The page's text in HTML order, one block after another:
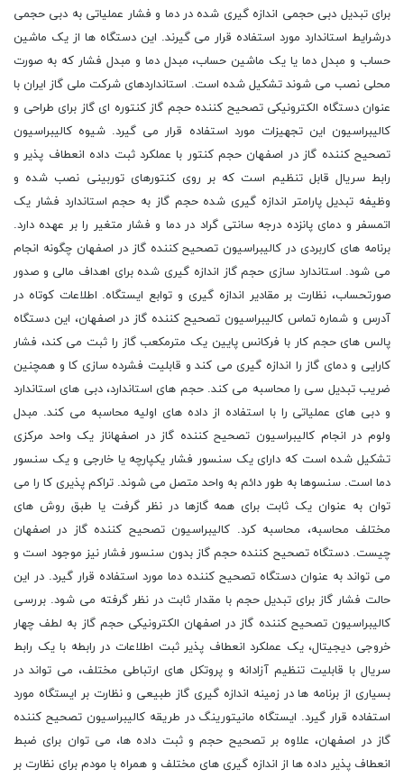
برای تبدیل دبی حجمی اندازه گیری شده در دما و فشار عملیاتی به دبی حجمی
درشرایط استاندارد مورد استفاده قرار می گیرند. این دستگاه ها از یک ماشین
حساب و مبدل دما یا یک ماشین حساب، مبدل دما و مبدل فشار که به صورت
محلی نصب می شوند تشکیل شده است. استانداردهای شرکت ملی گاز ایران با
عنوان دستگاه الکترونیکی تصحیح کننده حجم گاز کنتوره ای گاز برای طراحی و
کالیبراسیون این تجهیزات مورد استفاده قرار می گیرد. شیوه کالیبراسیون
تصحیح کننده گاز در اصفهان حجم کنتور با عملکرد ثبت داده انعطاف پذیر و
رابط سریال قابل تنظیم است که بر روی کنتورهای توربینی نصب شده و
وظیفه تبدیل پارامتر اندازه گیری شده حجم گاز به حجم استاندارد فشار یک
اتمسفر و دمای پانزده درجه سانتی گراد در دما و فشار متغیر را بر عهده دارد.
برنامه های کاربردی در کالیبراسیون تصحیح کننده گاز در اصفهان چگونه انجام
می شود. استاندارد سازی حجم گاز اندازه گیری شده برای اهداف مالی و صدور
صورتحساب، نظارت بر مقادیر اندازه گیری و توابع ایستگاه. اطلاعات کوتاه در
آدرس و شماره تماس کالیبراسیون تصحیح کننده گاز در اصفهان، این دستگاه
پالس های حجم کار با فرکانس پایین یک مترمکعب گاز را ثبت می کند، فشار
کارایی و دمای گاز را اندازه گیری می کند و قابلیت فشرده سازی کا و همچنین
ضریب تبدیل سی را محاسبه می کند. حجم های استاندارد، دبی های استاندارد
و دبی های عملیاتی را با استفاده از داده های اولیه محاسبه می کند. مبدل
ولوم در انجام کالیبراسیون تصحیح کننده گاز در اصفهاناز یک واحد مرکزی
تشکیل شده است که دارای یک سنسور فشار یکپارچه یا خارجی و یک سنسور
دما است. سنسوها به طور دائم به واحد متصل می شوند. تراکم پذیری کا را می
توان به عنوان یک ثابت برای همه گازها در نظر گرفت یا طبق روش های
مختلف محاسبه، محاسبه کرد. کالیبراسیون تصحیح کننده گاز در اصفهان
چیست. دستگاه تصحیح کننده حجم گاز بدون سنسور فشار نیز موجود است و
می تواند به عنوان دستگاه تصحیح کننده دما مورد استفاده قرار گیرد. در این
حالت فشار گاز برای تبدیل حجم با مقدار ثابت در نظر گرفته می شود. بررسی
کالیبراسیون تصحیح کننده گاز در اصفهان الکترونیکی حجم گاز به لطف چهار
خروجی دیجیتال، یک عملکرد انعطاف پذیر ثبت اطلاعات در رابطه با یک رابط
سریال با قابلیت تنظیم آزادانه و پروتکل های ارتباطی مختلف، می تواند در
بسیاری از برنامه ها در زمینه اندازه گیری گاز طبیعی و نظارت بر ایستگاه مورد
استفاده قرار گیرد. ایستگاه مانیتورینگ در طریقه کالیبراسیون تصحیح کننده
گاز در اصفهان، علاوه بر تصحیح حجم و ثبت داده ها، می توان برای ضبط
انعطاف پذیر داده ها از اندازه گیری های مختلف و همراه با مودم برای نظارت بر